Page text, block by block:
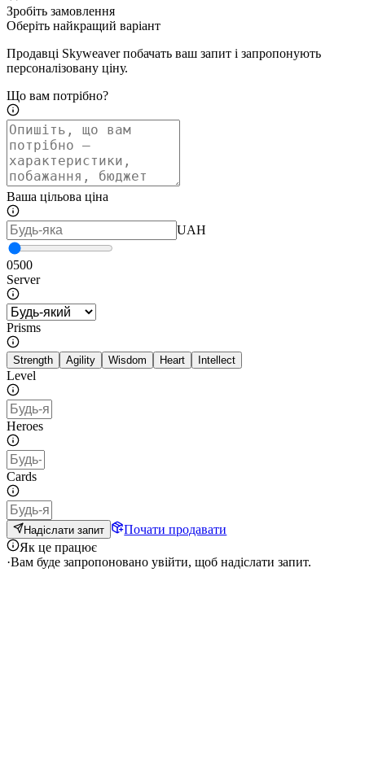
Зробіть замовлення
Оберіть найкращий варіант
Продавці Skyweaver побачать ваш запит і запропонують
персоналізовану ціну.
Що вам потрібно?
Ваша цільова ціна
UAH
0500
Server
Prisms
Strength Agility Wisdom Heart Intellect
Level
Heroes
Cards
Надіслати запит
Почати продавати
Як це працює
·Вам буде запропоновано увійти, щоб надіслати запит.